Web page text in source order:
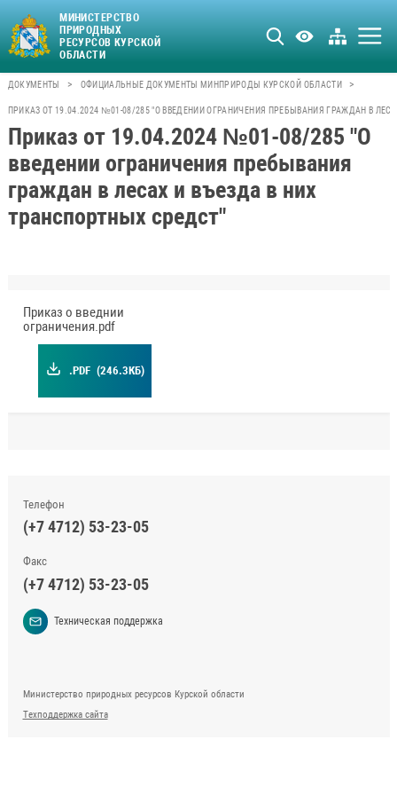
МИНИСТЕРСТВО
ПРИРОДНЫХ
РЕСУРСОВ КУРСКОЙ
ОБЛАСТИ
ДОКУМЕНТЫ > ОФИЦИАЛЬНЫЕ ДОКУМЕНТЫ МИНПРИРОДЫ КУРСКОЙ ОБЛАСТИ >
ПРИКАЗ ОТ 19.04.2024 №01-08/285 "О ВВЕДЕНИИ ОГРАНИЧЕНИЯ ПРЕБЫВАНИЯ ГРАЖДАН В
Приказ от 19.04.2024 №01-08/285 "О
введении ограничения пребывания
граждан в лесах и въезда в них
транспортных средст"
Приказ о введнии
ограничения.pdf
.PDF (246.3КБ)
Телефон
(+7 4712) 53-23-05
Факс
(+7 4712) 53-23-05
Техническая поддержка
Министерство природных ресурсов Курской области
Техподдержка сайта